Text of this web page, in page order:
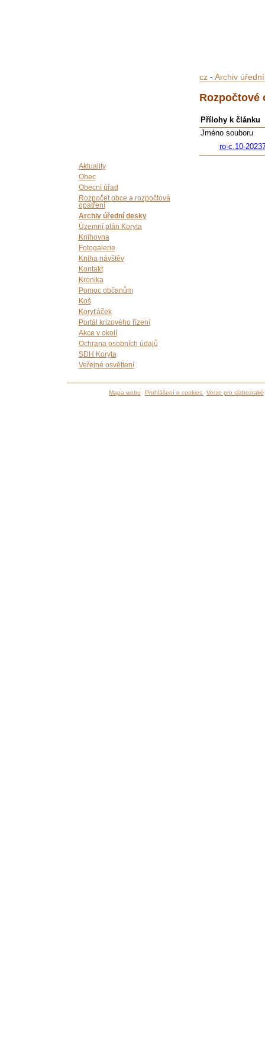
Aktuality
Obec
Obecní úřad
Rozpočet obce a rozpočtová
opatření
Archiv úřední desky
Územní plán Koryta
Knihovna
Fotogalerie
Kniha návštěv
Kontakt
Kronika
Pomoc občanům
Koš
Koryťáček
Portál krizového řízení
Akce v okolí
Ochrana osobních údajů
SDH Koryta
Veřejné osvětlení
cz- Archiv
Rozpočtové
Přílohy k článku
Jméno souboru
ro-c.10-
Mapa webu Prohlášení o cookies Verze pro slabozraké